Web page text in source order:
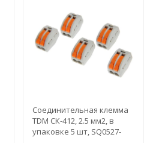
Соединительная клемма
TDM СК-412, 2.5 мм2, в
упаковке 5 шт, SQ0527-